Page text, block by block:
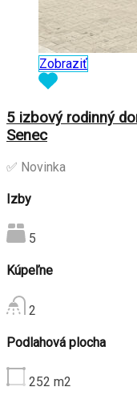
Zobraziť
5 izbový rodinný
Senec
✅ Novinka
Izby
5
Kúpeľne
2
Podlahová plocha
252 m2